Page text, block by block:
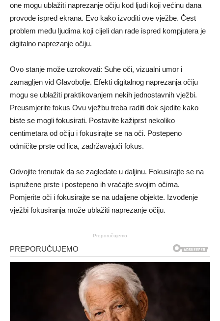
one mogu ublažiti naprezanje očiju kod ljudi koji većinu dana
provode ispred ekrana. Evo kako izvoditi ove vježbe. Čest
problem među ljudima koji cijeli dan rade ispred kompjutera je
digitalno naprezanje očiju.
Ovo stanje može uzrokovati: Suhe oči, vizualni umor i
zamagljen vid Glavobolje. Efekti digitalnog naprezanja očiju
mogu se ublažiti praktikovanjem nekih jednostavnih vježbi.
Preusmjerite fokus Ovu vježbu treba raditi dok sjedite kako
biste se mogli fokusirati. Postavite kažiprst nekoliko
centimetara od očiju i fokusirajte se na oči. Postepeno
odmičite prste od lica, zadržavajući fokus.
Odvojite trenutak da se zagledate u daljinu. Fokusirajte se na
ispružene prste i postepeno ih vraćajte svojim očima.
Pomjerite oči i fokusirajte se na udaljene objekte. Izvođenje
vježbi fokusiranja može ublažiti naprezanje očiju.
Preporučujemo